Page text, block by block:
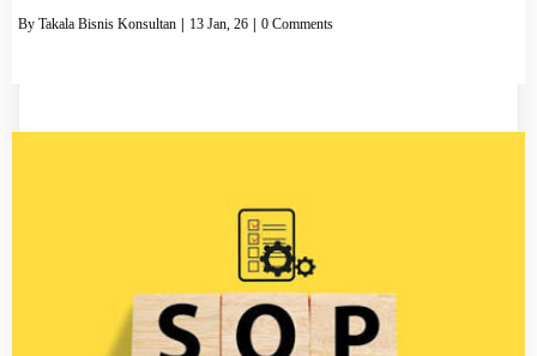
By Takala Bisnis Konsultan 13 Jan, 26 0 Comments